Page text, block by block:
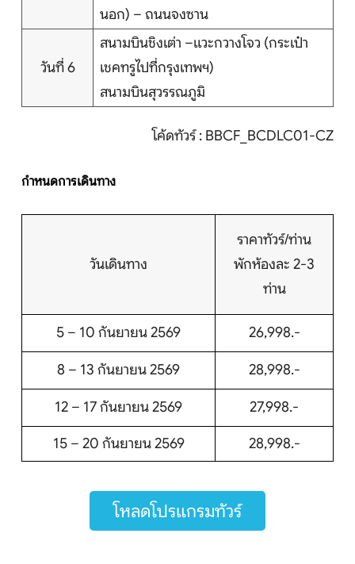
นอก) – ถนนจงซาน
วันที่ 6
สนามบินชิงเต่า –แวะกวางโจว (กระเป๋า
เชคทรูไปที่กรุงเทพฯ)
สนามบินสุวรรณภูมิ
โค้ดทัวร์ : BBCF_BCDLC01-CZ
กำหนดการเดินทาง
วันเดินทาง
ราคาทัวร์/ท่าน
พักห้องละ 2-3
ท่าน
5 – 10 กันยายน 2569 26,998.-
8 – 13 กันยายน 2569 28,998.-
12 – 17 กันยายน 2569 27,998.-
15 – 20 กันยายน 2569 28,998.-
โหลดโปรแกรมทัวร์